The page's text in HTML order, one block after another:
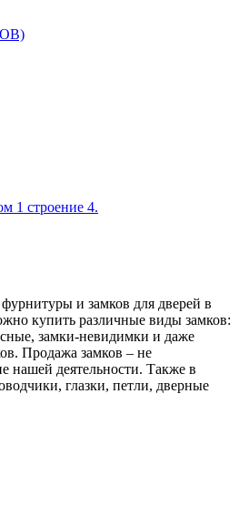
1 строение 4.
и замков для дверей в
купить различные виды замков:
замки-невидимки и даже
Продажа замков – не
нашей деятельности. Также в
глазки, петли, дверные